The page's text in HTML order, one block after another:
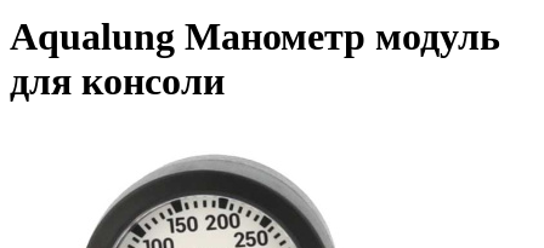
Aqualung Манометр модуль
для консоли